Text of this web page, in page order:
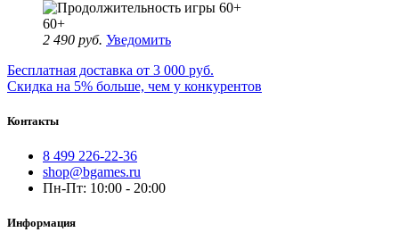
60+
2 490 руб. Уведомить
Бесплатная доставка от 3 000 руб.
Скидка на 5% больше, чем у конкурентов
Контакты
8 499 226-22-36
shop@bgames.ru
Пн-Пт: 10:00 - 20:00
Информация